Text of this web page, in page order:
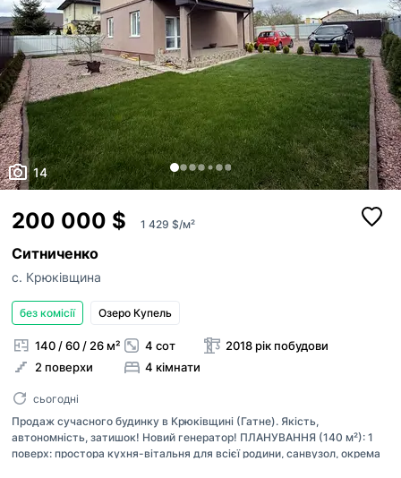
14
200 000 $ 1 429 $/м²
Ситниченко
с. Крюківщина
без комісії Озеро Купель
140 / 60 / 26 м²
2 поверхи
4 сот
4 кімнати
2018 рік побудови
сьогодні
Продаж сучасного будинку в Крюківщині (Гатне). Якість,
автономність, затишок! Новий генератор! ПЛАНУВАННЯ (140 м²): 1
поверх: простора кухня-вітальня для всієї родини, санвузол, окрема